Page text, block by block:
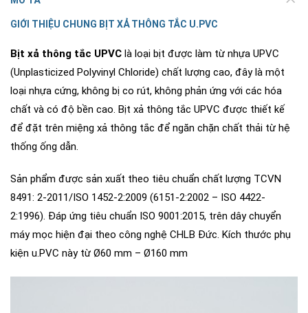
GIỚI THIỆU CHUNG BỊT XẢ THÔNG TẮC U.PVC
Bịt xả thông tắc UPVC là loại bịt được làm từ nhựa UPVC
(Unplasticized Polyvinyl Chloride) chất lượng cao, đây là một
loại nhựa cứng, không bị co rút, không phản ứng với các hóa
chất và có độ bền cao. Bịt xả thông tắc UPVC được thiết kế
để đặt trên miệng xả thông tắc để ngăn chặn chất thải từ hệ
thống ống dẫn.
Sản phẩm được sản xuất theo tiêu chuẩn chất lượng TCVN
8491: 2-2011/ISO 1452-2:2009 (6151-2:2002 – ISO 4422-
2:1996). Đáp ứng tiêu chuẩn ISO 9001:2015, trên dây chuyển
máy mọc hiện đại theo công nghệ CHLB Đức. Kích thước phụ
kiện u.PVC này từ Ø60 mm – Ø160 mm